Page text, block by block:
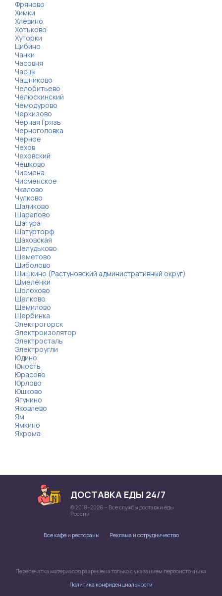
Фряново
Химки
Хлевино
Хотьково
Хуторки
Цибино
Чанки
Часовня
Часцы
Чашниково
Челобитьево
Челюскинский
Чемодурово
Черкизово
Чёрная Грязь
Черноголовка
Чёрное
Чехов
Чеховский
Чешково
Чисмена
Чисменское
Чкалово
Чулково
Шаликово
Шарапово
Шатура
Шатурторф
Шаховская
Шелудьково
Шеметово
Шиболово
Шишкино (Растуновский административный округ)
Шмелёнки
Шолохово
Щелково
Щемилово
Щербинка
Электрогорск
Электроизолятор
Электросталь
Электроугли
Юдино
Юность
Юрасово
Юрлово
Юшково
Ягунино
Яковлево
Ям
Ямкино
Яхрома
ДОСТАВКА ЕДЫ 24/7
© 2018–2026 – Все службы доставки еды
России
Все кафе и рестораны Реклама и сотрудничество
Перепечатка материалов разрешена только с указанием первоисточника
Политика конфиденциальности